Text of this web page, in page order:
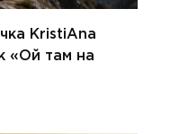
KristiAna
«Ой там на